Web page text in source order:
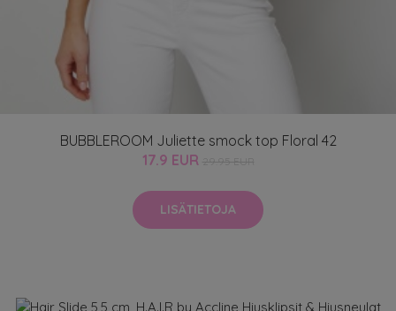
BUBBLEROOM Juliette smock top Floral 42
17.9 EUR
LISÄTIETOJA